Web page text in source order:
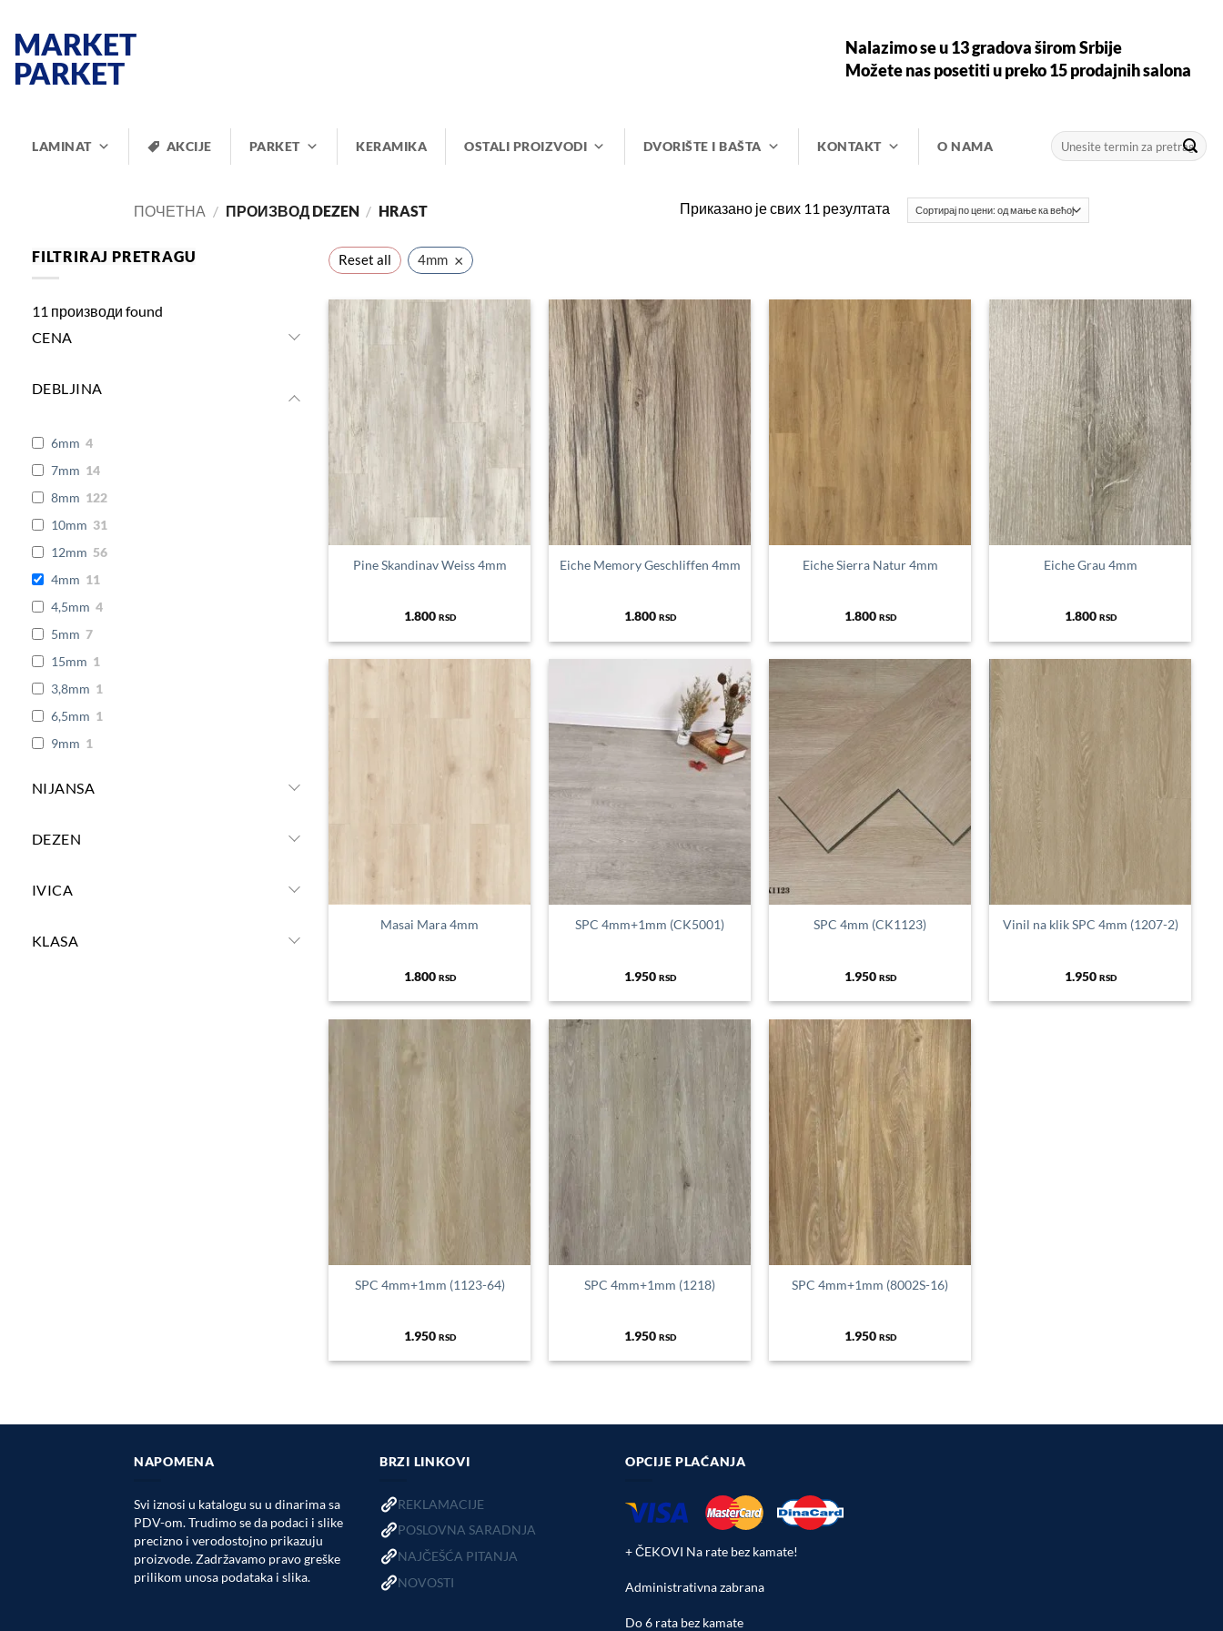
садржај
MARKET
PARKET
Nalazimo se u 13 gradova širom Srbije
Možete nas posetiti u preko 15 prodajnih salona
LAMINAT AKCIJE PARKET KERAMIKA OSTALI PROIZVODI DVORIŠTE I BAŠTA KONTAKT O NAMA
Претрага
за:
ПОЧЕТНА / ПРОИЗВОД DEZEN / HRAST Приказано је свих 11 резултатаСортирано
ка
вишој
FILTRIRAJ PRETRAGU
11 производи found
CENA
DEBLJINA
6mm 4
7mm 14
8mm 122
10mm 31
12mm 56
4mm 11
4,5mm 4
5mm 7
15mm 1
3,8mm 1
6,5mm 1
9mm 1
NIJANSA
DEZEN
IVICA
KLASA
Reset all 4mm ×
Pine Skandinav Weiss 4mm
1.800 RSD
Eiche Memory Geschliffen 4mm
1.800 RSD
Eiche Sierra Natur 4mm
1.800 RSD
Eiche Grau 4mm
1.800 RSD
Masai Mara 4mm
1.800 RSD
SPC 4mm+1mm (CK5001)
1.950 RSD
SPC 4mm (CK1123)
1.950 RSD
Vinil na klik SPC 4mm (1207-2)
1.950 RSD
SPC 4mm+1mm (1123-64)
1.950 RSD
SPC 4mm+1mm (1218)
1.950 RSD
SPC 4mm+1mm (8002S-16)
1.950 RSD
NAPOMENA
Svi iznosi u katalogu su u dinarima sa
PDV-om. Trudimo se da podaci i slike
precizno i verodostojno prikazuju
proizvode. Zadržavamo pravo greške
prilikom unosa podataka i slika.
BRZI LINKOVI
REKLAMACIJE
POSLOVNA SARADNJA
NAJČEŠĆA PITANJA
NOVOSTI
OPCIJE PLAĆANJA
+ ČEKOVI Na rate bez kamate!
Administrativna zabrana
Do 6 rata bez kamate